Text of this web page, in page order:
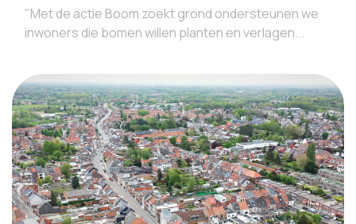
"Met de actie Boom zoekt grond ondersteunen we
inwoners die bomen willen planten en verlagen...